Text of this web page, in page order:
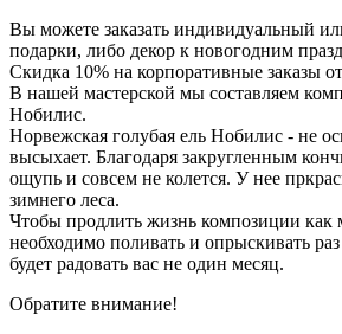
Вы можете заказать индивидуальный
подарки, либо декор к новогодним
Скидка 10% на корпоративные заказы
В нашей мастерской мы составляем
Нобилис.
Норвежская голубая ель Нобилис - не
высыхает. Благодаря закругленным
ощупь и совсем не колется. У нее
зимнего леса.
Чтобы продлить жизнь композиции как
необходимо поливать и опрыскивать
будет радовать вас не один месяц.
Обратите внимание!